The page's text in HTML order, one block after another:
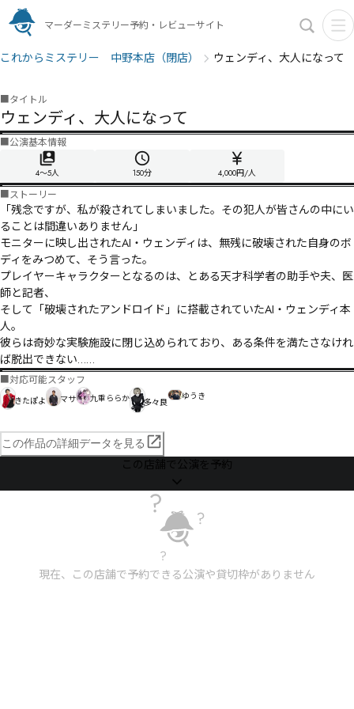
マーダーミステリー予約・レビューサイト
これからミステリー 中野本店（閉店） ウェンディ、大人になって
■タイトル
ウェンディ、大人になって
■公演基本情報
4〜5人 150分 4,000円/人
■ストーリー
「残念ですが、私が殺されてしまいました。その犯人が皆さんの中にい
ることは間違いありません」
モニターに映し出されたAI・ウェンディは、無残に破壊された自身のボ
ディをみつめて、そう言った。
プレイヤーキャラクターとなるのは、とある天才科学者の助手や夫、医
師と記者、
そして「破壊されたアンドロイド」に搭載されていたAI・ウェンディ本
人。
彼らは奇妙な実験施設に閉じ込められており、ある条件を満たさなけれ
ば脱出できない……
■対応可能スタッフ
きたぽよ マサ 九重ららか 多々良
ゆうき
この作品の詳細データを見る
この店舗で公演を予約
現在、この店舗で予約できる公演や貸切枠がありません